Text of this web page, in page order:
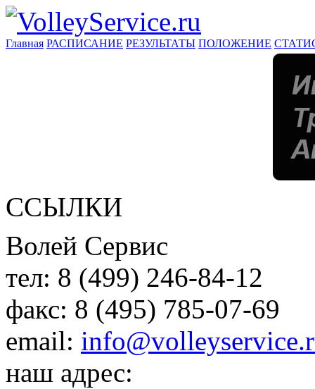
Главная РАСПИСАНИЕ РЕЗУЛЬТАТЫ ПОЛОЖЕНИЕ
ССЫЛКИ
Волей Сервис
тел: 8 (499) 246-84-12
факс: 8 (495) 785-07-69
email:
наш адрес: